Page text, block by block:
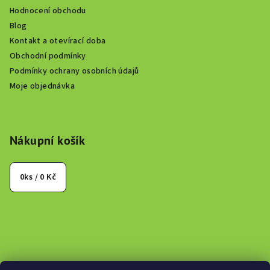
Hodnocení obchodu
Blog
Kontakt a otevírací doba
Obchodní podmínky
Podmínky ochrany osobních údajů
Moje objednávka
Nákupní košík
0ks / 0 Kč